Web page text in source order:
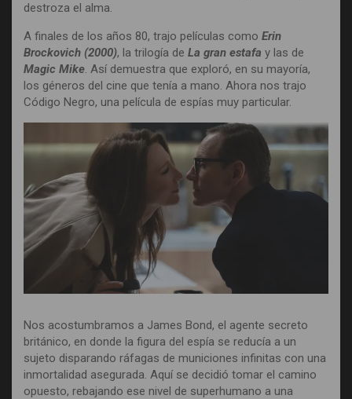
destroza el alma.
A finales de los años 80, trajo películas como Erin
Brockovich (2000), la trilogía de La gran estafa y las de
Magic Mike. Así demuestra que exploró, en su mayoría,
los géneros del cine que tenía a mano. Ahora nos trajo
Código Negro, una película de espías muy particular.
Nos acostumbramos a James Bond, el agente secreto
británico, en donde la figura del espía se reducía a un
sujeto disparando ráfagas de municiones infinitas con una
inmortalidad asegurada. Aquí se decidió tomar el camino
opuesto, rebajando ese nivel de superhumano a una